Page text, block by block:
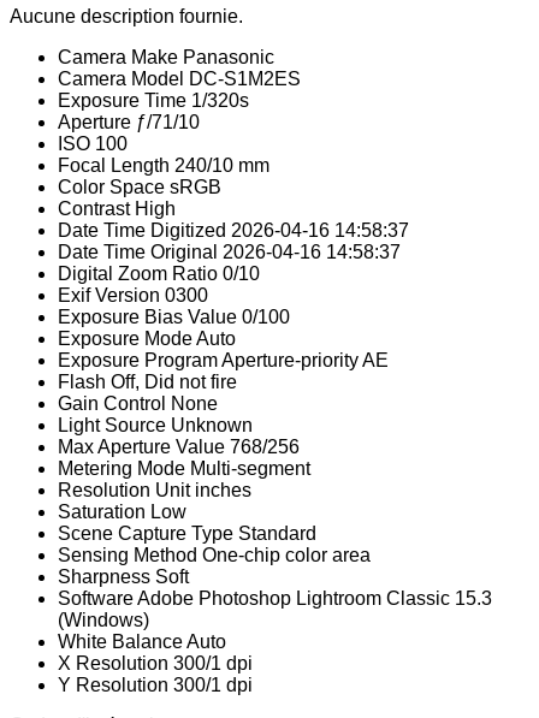
Aucune description fournie.
Camera Make Panasonic
Camera Model DC-S1M2ES
Exposure Time 1/320s
Aperture ƒ/71/10
ISO 100
Focal Length 240/10 mm
Color Space sRGB
Contrast High
Date Time Digitized 2026-04-16 14:58:37
Date Time Original 2026-04-16 14:58:37
Digital Zoom Ratio 0/10
Exif Version 0300
Exposure Bias Value 0/100
Exposure ModeAuto
Exposure ProgramAperture-priority AE
Flash Off, Did not fire
Gain Control None
Light Source Unknown
Max Aperture Value 768/256
Metering Mode Multi-segment
Resolution Unit inches
Saturation Low
Scene Capture Type Standard
Sensing Method One-chip color area
Sharpness Soft
SoftwareAdobe Photoshop Lightroom Classic 15.3
(Windows)
White BalanceAuto
X Resolution 300/1 dpi
Y Resolution 300/1 dpi